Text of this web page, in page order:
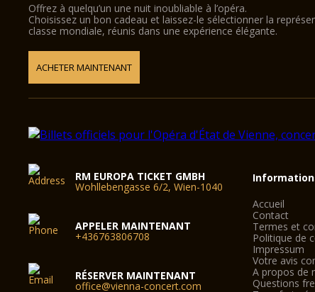
Offrez à quelqu’un une nuit inoubliable à l’opéra.
Choisissez un bon cadeau et laissez-le sélectionner la
classe mondiale, réunis dans une expérience élégante.
ACHETER MAINTENANT
RM EUROPA TICKET GMBH
Wohllebengasse 6/2, Wien-1040
APPELER MAINTENANT
+436763806708
RÉSERVER MAINTENANT
office@vienna-concert.com
Accueil
Contact
Termes et
Politique de
Impressum
Votre avis
A propos de
Questions